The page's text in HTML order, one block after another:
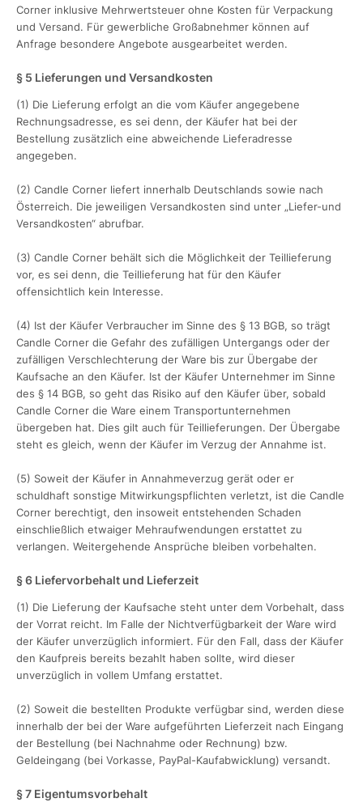
Corner inklusive Mehrwertsteuer ohne Kosten für Verpackung
und Versand. Für gewerbliche Großabnehmer können auf
Anfrage besondere Angebote ausgearbeitet werden.
§ 5 Lieferungen und Versandkosten
(1) Die Lieferung erfolgt an die vom Käufer angegebene
Rechnungsadresse, es sei denn, der Käufer hat bei der
Bestellung zusätzlich eine abweichende Lieferadresse
angegeben.
(2) Candle Corner liefert innerhalb Deutschlands sowie nach
Österreich. Die jeweiligen Versandkosten sind unter „Liefer-und
Versandkosten“ abrufbar.
(3) Candle Corner behält sich die Möglichkeit der Teillieferung
vor, es sei denn, die Teillieferung hat für den Käufer
offensichtlich kein Interesse.
(4) Ist der Käufer Verbraucher im Sinne des § 13 BGB, so trägt
Candle Corner die Gefahr des zufälligen Untergangs oder der
zufälligen Verschlechterung der Ware bis zur Übergabe der
Kaufsache an den Käufer. Ist der Käufer Unternehmer im Sinne
des § 14 BGB, so geht das Risiko auf den Käufer über, sobald
Candle Corner die Ware einem Transportunternehmen
übergeben hat. Dies gilt auch für Teillieferungen. Der Übergabe
steht es gleich, wenn der Käufer im Verzug der Annahme ist.
(5) Soweit der Käufer in Annahmeverzug gerät oder er
schuldhaft sonstige Mitwirkungspflichten verletzt, ist die Candle
Corner berechtigt, den insoweit entstehenden Schaden
einschließlich etwaiger Mehraufwendungen erstattet zu
verlangen. Weitergehende Ansprüche bleiben vorbehalten.
§ 6 Liefervorbehalt und Lieferzeit
(1) Die Lieferung der Kaufsache steht unter dem Vorbehalt, dass
der Vorrat reicht. Im Falle der Nichtverfügbarkeit der Ware wird
der Käufer unverzüglich informiert. Für den Fall, dass der Käufer
den Kaufpreis bereits bezahlt haben sollte, wird dieser
unverzüglich in vollem Umfang erstattet.
(2) Soweit die bestellten Produkte verfügbar sind, werden diese
innerhalb der bei der Ware aufgeführten Lieferzeit nach Eingang
der Bestellung (bei Nachnahme oder Rechnung) bzw.
Geldeingang (bei Vorkasse, PayPal-Kaufabwicklung) versandt.
§ 7 Eigentumsvorbehalt